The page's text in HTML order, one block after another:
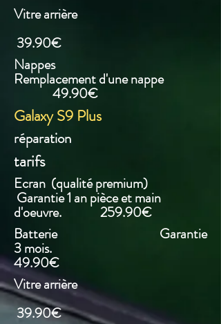
Vitre arrière
39.90€
Nappes
Remplacement d'une nappe
49.90€
Galaxy S9 Plus
réparation
tarifs
Ecran (qualité premium)
Garantie 1 an pièce et main
d'oeuvre. 259.90€
Batterie Garantie
3 mois.
49.90€
Vitre arrière
39.90€